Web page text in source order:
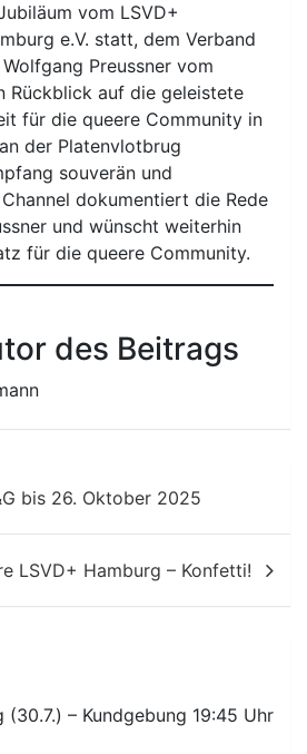
vom LSVD+
e.V. statt, dem Verband
Preussner vom
Rückblick auf die geleistete
für die queere Community in
der Platenvlotbrug
souverän und
dokumentiert die Rede
und wünscht weiterhin
für die queere Community.
des Beitrags
bis 26. Oktober 2025
LSVD+ Hamburg – Konfetti!